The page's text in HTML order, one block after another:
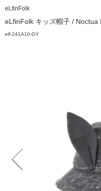
eLfinFolk
eLfinFolk キッズ帽子 / Noctua
elf-241A10-GY